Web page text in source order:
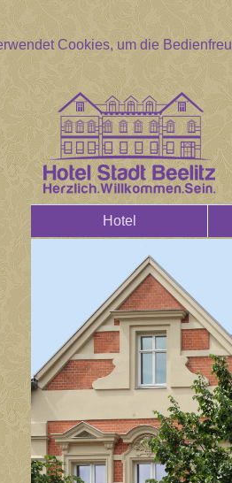
Cookies, um die
Hotel